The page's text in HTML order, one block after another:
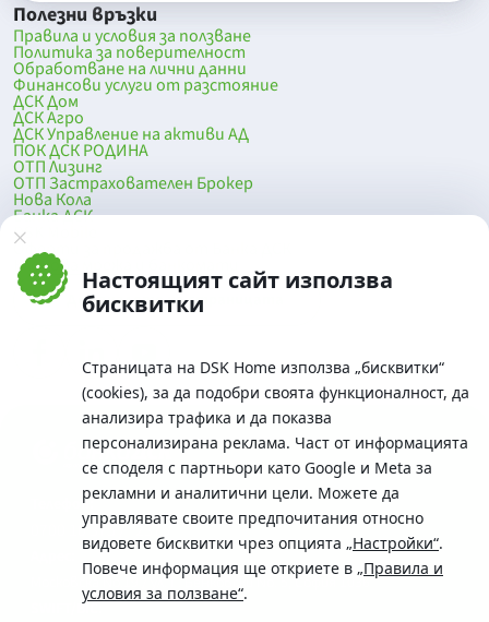
Настоящият сайт използва
бисквитки
Страницата на DSK Home използва „бисквитки“
(cookies), за да подобри своята функционалност, да
анализира трафика и да показва
персонализирана реклама. Част от информацията
се споделя с партньори като Google и Meta за
рекламни и аналитични цели. Можете да
управлявате своите предпочитания относно
видовете бисквитки чрез опцията „Настройки“.
Повече информация ще откриете в „Правила и
условия за ползване“.
Полезни връзки
Правила и условия за ползване
Политика за поверителност
Обработване на лични данни
Финансови услуги от разстояние
ДСК Дом
ДСК Агро
ДСК Управление на активи АД
ПОК ДСК РОДИНА
ОТП Лизинг
ОТП Застрахователен Брокер
Нова Кола
Банка ДСК
DSK Mobile
Оферти за продажба от Банка ДСК
Клонова мрежа и банкомати
До началото на страницата
Телефон:
0700 10 375 / *2375
Московска No.19 / ул. Г. Бенковски No. 5, София 1036
SWIFT/BIC: